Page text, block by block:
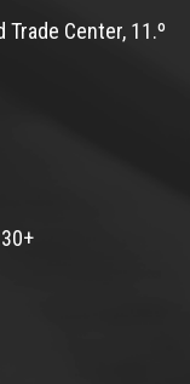
Trade Center, 11.º